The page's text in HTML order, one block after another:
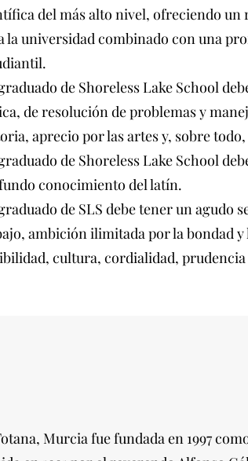
del más alto nivel, ofreciendo
la universidad combinado con una
de Shoreless Lake School
de resolución de problemas y
aprecio por las artes y, sobre
de Shoreless Lake School
conocimiento del latín.
de SLS debe tener un agudo
ambición ilimitada por la bondad
cultura, cordialidad, prudencia
Murcia fue fundada en 1997